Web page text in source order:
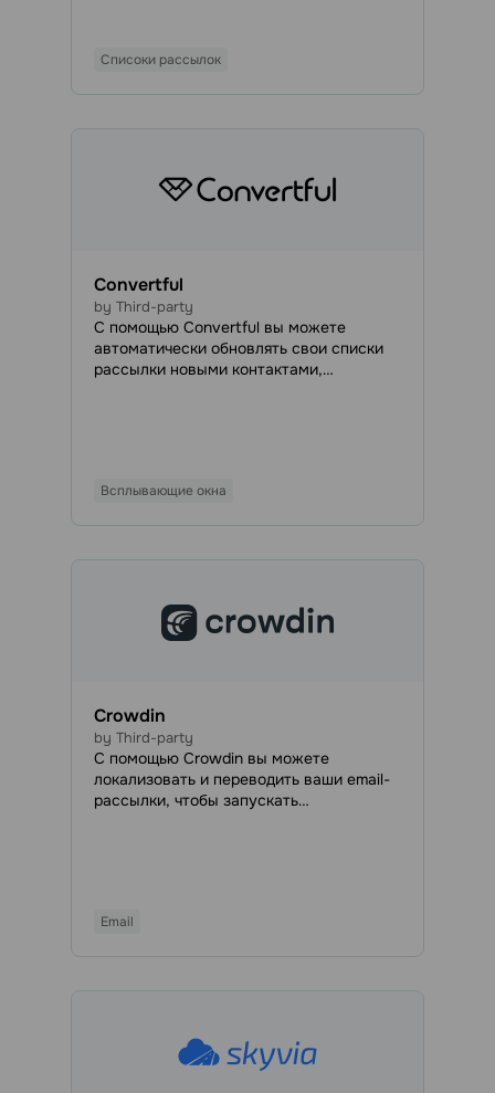
Списоки рассылок
Convertful
by Third-party
С помощью Convertful вы можете
автоматически обновлять свои списки
рассылки новыми контактами,
клиентов.
Всплывающие окна
Crowdin
by Third-party
С помощью Crowdin вы можете
локализовать и переводить ваши email-
рассылки, чтобы запускать
Email